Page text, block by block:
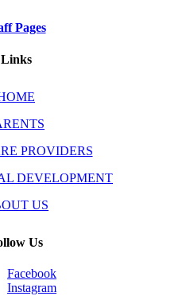
Pages
Links
PROVIDERS
DEVELOPMENT
US
Us
Facebook
Instagram